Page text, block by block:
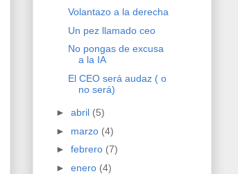
Volantazo a la derecha
Un pez llamado ceo
No pongas de excusa
a la IA
El CEO será audaz ( o
no será)
► abril (5)
► marzo (4)
► febrero (7)
► enero (4)